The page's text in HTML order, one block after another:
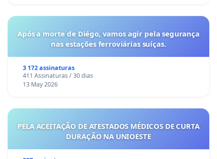
Após a morte de Diégo, vamos agir pela segurança
nas estações ferroviárias suíças.
3 172 assinaturas
411 Assinaturas / 30 dias
13 May 2026
PELA ACEITAÇÃO DE ATESTADOS MÉDICOS DE CURTA
DURAÇÃO NA UNIOESTE